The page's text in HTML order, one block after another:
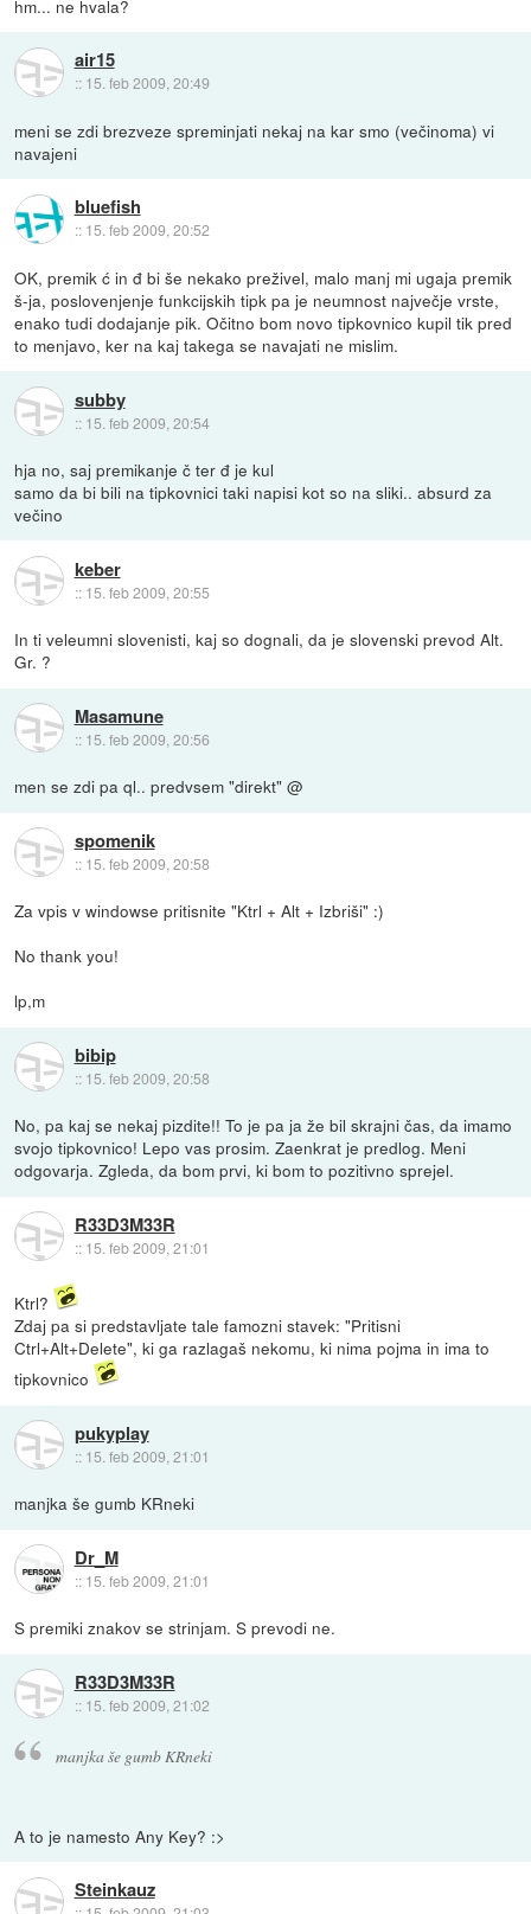
hm... ne hvala?
air15
:: 15. feb 2009, 20:49
meni se zdi brezveze spreminjati nekaj na kar smo (večinoma) vi
navajeni
bluefish
:: 15. feb 2009, 20:52
OK, premik ć in đ bi še nekako preživel, malo manj mi ugaja premik
š-ja, poslovenjenje funkcijskih tipk pa je neumnost največje vrste,
enako tudi dodajanje pik. Očitno bom novo tipkovnico kupil tik pred
to menjavo, ker na kaj takega se navajati ne mislim.
subby
:: 15. feb 2009, 20:54
hja no, saj premikanje č ter đ je kul
samo da bi bili na tipkovnici taki napisi kot so na sliki.. absurd za
večino
keber
:: 15. feb 2009, 20:55
In ti veleumni slovenisti, kaj so dognali, da je slovenski prevod Alt.
Gr. ?
Masamune
:: 15. feb 2009, 20:56
men se zdi pa ql.. predvsem "direkt" @
spomenik
:: 15. feb 2009, 20:58
Za vpis v windowse pritisnite "Ktrl + Alt + Izbriši" :)
No thank you!
lp,m
bibip
:: 15. feb 2009, 20:58
No, pa kaj se nekaj pizdite!! To je pa ja že bil skrajni čas, da imamo
svojo tipkovnico! Lepo vas prosim. Zaenkrat je predlog. Meni
odgovarja. Zgleda, da bom prvi, ki bom to pozitivno sprejel.
R33D3M33R
:: 15. feb 2009, 21:01
Ktrl?
Zdaj pa si predstavljate tale famozni stavek: "Pritisni
Ctrl+Alt+Delete", ki ga razlagaš nekomu, ki nima pojma in ima to
tipkovnico
pukyplay
:: 15. feb 2009, 21:01
manjka še gumb KRneki
Dr_M
:: 15. feb 2009, 21:01
S premiki znakov se strinjam. S prevodi ne.
R33D3M33R
:: 15. feb 2009, 21:02
manjka še gumb KRneki
A to je namesto Any Key? :>
Steinkauz